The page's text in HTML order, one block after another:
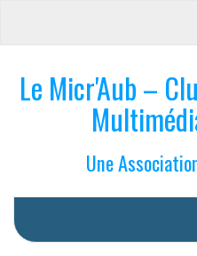
Le Micr'Aub –
Une